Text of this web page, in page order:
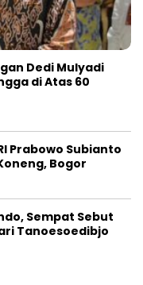
Dedi Mulyadi
di Atas 60
Prabowo Subianto
Bogor
Sempat Sebut
Tanoesoedibjo